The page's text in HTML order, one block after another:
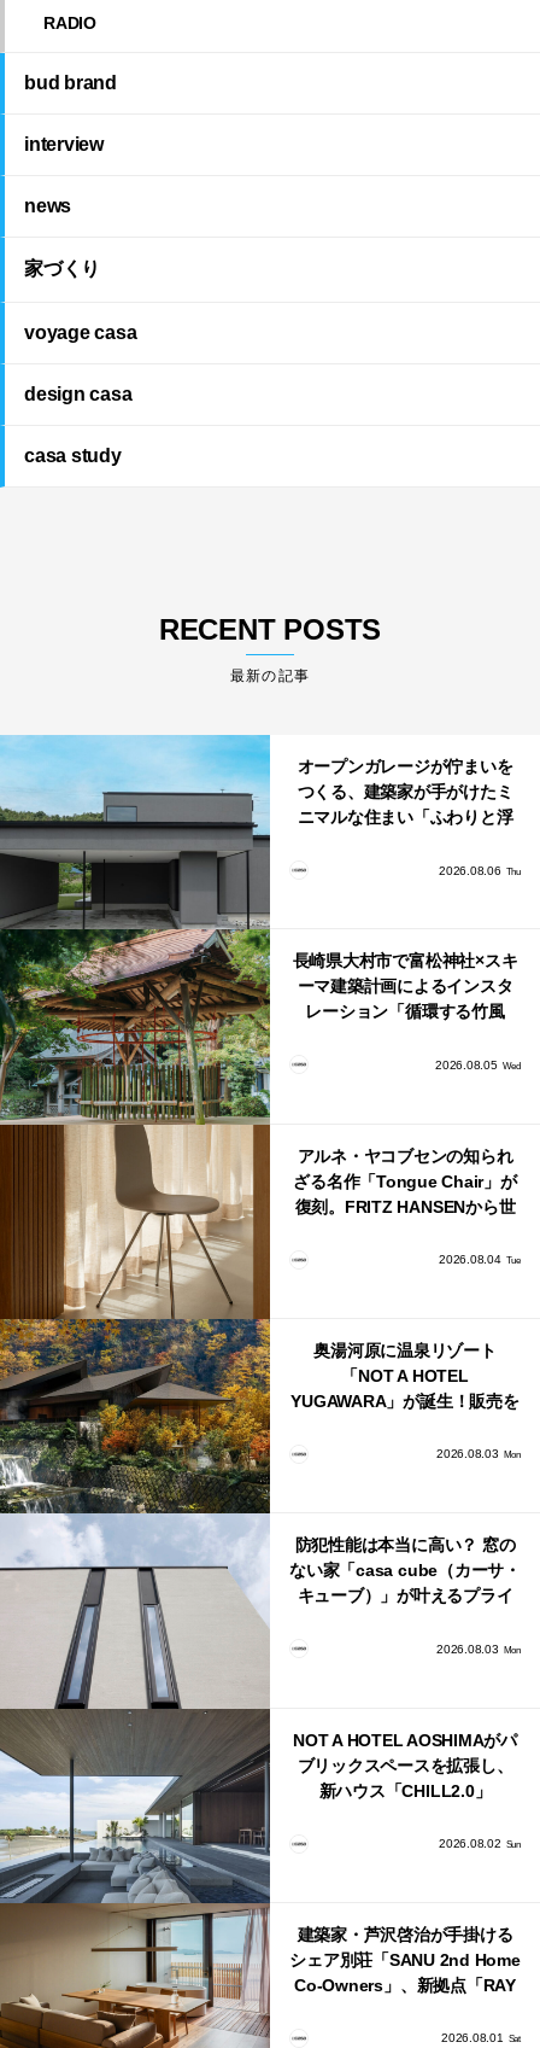
RADIO
bud brand
interview
news
家づくり
voyage casa
design casa
casa study
RECENT POSTS
最新の記事
オープンガレージが佇まいを
つくる、建築家が手がけたミ
ニマルな住まい「ふわりと浮
2026.08.06 Thu
長崎県大村市で富松神社×スキ
ーマ建築計画によるインスタ
レーション「循環する竹風
2026.08.05 Wed
アルネ・ヤコブセンの知られ
ざる名作「Tongue Chair」が
復刻。FRITZ HANSENから世
2026.08.04 Tue
奥湯河原に温泉リゾート
「NOT A HOTEL
YUGAWARA」が誕生！販売を
2026.08.03 Mon
防犯性能は本当に高い？ 窓の
ない家「casa cube（カーサ・
キューブ）」が叶えるプライ
2026.08.03 Mon
NOT A HOTEL AOSHIMAがパ
ブリックスペースを拡張し、
新ハウス「CHILL2.0」
2026.08.02 Sun
建築家・芦沢啓治が手掛ける
シェア別荘「SANU 2nd Home
Co-Owners」、新拠点「RAY
2026.08.01 Sat